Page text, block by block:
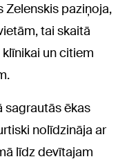
Zelenskis paziņoja,
tai skaitā
un citiem
sagrautās ēkas
nolīdzināja ar
līdz devītajam